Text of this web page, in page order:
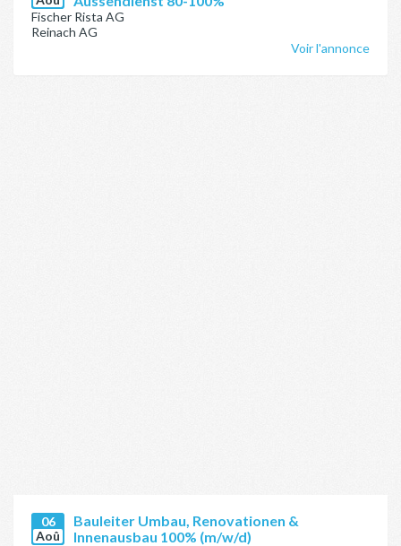
Fischer Rista AG
Reinach AG
Voir l'annonce
06
Aoû
Bauleiter Umbau, Renovationen &
Innenausbau 100% (m/w/d)